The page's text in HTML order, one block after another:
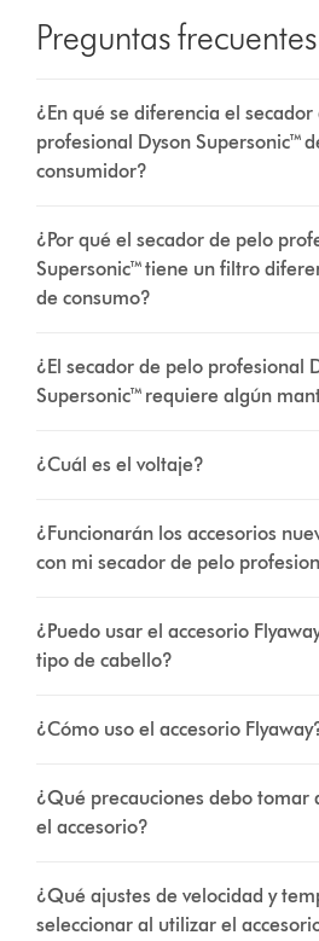
Preguntas frecuentes
¿En qué se diferencia el
profesional Dyson Supersonic™
consumidor?
¿Por qué el secador de pelo
Supersonic™ tiene un filtro
de consumo?
¿El secador de pelo profesional
Supersonic™ requiere algún
¿Cuál es el voltaje?
¿Funcionarán los accesorios
con mi secador de pelo
¿Puedo usar el accesorio
tipo de cabello?
¿Cómo uso el accesorio
¿Qué precauciones debo
el accesorio?
¿Qué ajustes de velocidad y
seleccionar al utilizar el